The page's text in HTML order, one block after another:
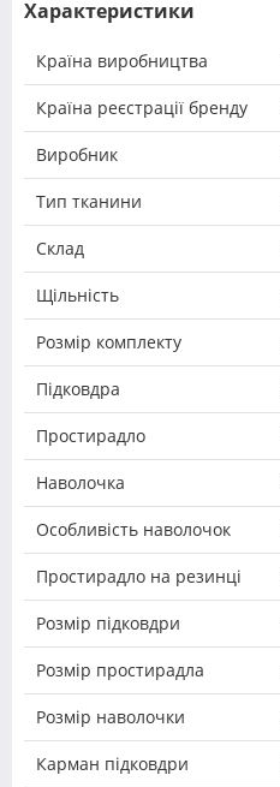
Характеристики
Країна виробництва
Країна реєстрації бренду
Виробник
Тип тканини
Склад
Щільність
Розмір комплекту
Підковдра
Простирадло
Наволочка
Особливість наволочок
Простирадло на резинці
Розмір підковдри
Розмір простирадла
Розмір наволочки
Карман підковдри